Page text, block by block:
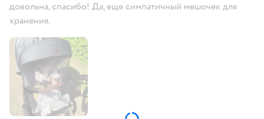
довольна, спасибо! Да, еще симпатичный мешочек для
хранения.